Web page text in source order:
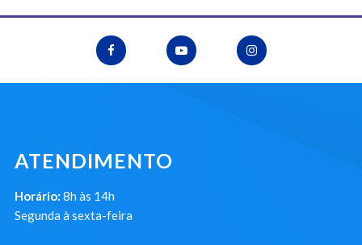
ATENDIMENTO
Horário: 8h às 14h
Segunda à sexta-feira